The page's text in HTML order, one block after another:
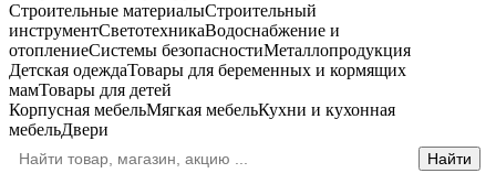
Строительные материалыСтроительный
инструментСветотехникаВодоснабжение и
отоплениеСистемы безопасностиМеталлопродукция
Детская одеждаТовары для беременных и кормящих
мамТовары для детей
Корпусная мебельМягкая мебельКухни и кухонная
мебельДвери